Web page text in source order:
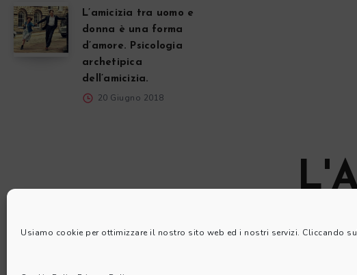
Usiamo cookie per ottimizzare il nostro sito web ed i nostri servizi. Cliccando
L’amicizia tra uomo e
donna è una forma
d’amore. Psicologia
archetipica
dell’amicizia.
20 Giugno 2018